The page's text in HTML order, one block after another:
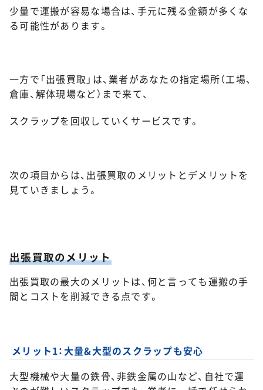
少量で運搬が容易な場合は、手元に残る金額が多くな
る可能性があります。
一方で「出張買取」は、業者があなたの指定場所（工場、
倉庫、解体現場など）まで来て、
スクラップを回収していくサービスです。
次の項目からは、出張買取のメリットとデメリットを
見ていきましょう。
出張買取のメリット
出張買取の最大のメリットは、何と言っても運搬の手
間とコストを削減できる点です。
メリット1：大量&大型のスクラップも安心
大型機械や大量の鉄骨、非鉄金属の山など、自社で運